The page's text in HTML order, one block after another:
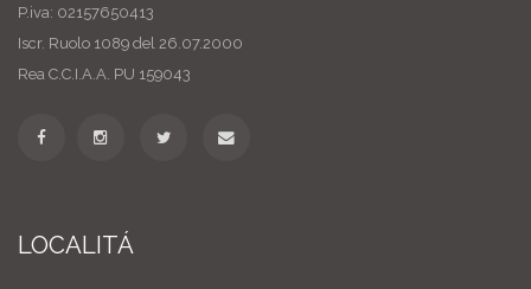
P.iva: 02157650413
Iscr. Ruolo 1089 del 26.07.2000
Rea C.C.I.A.A. PU 159043
LOCALITÁ